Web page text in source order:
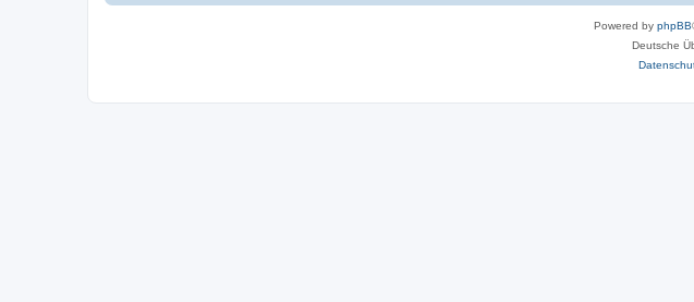
Powered by phpBB
Deutsche